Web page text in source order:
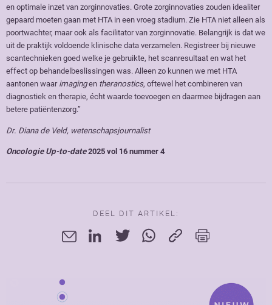
en optimale inzet van zorginnovaties. Grote zorginnovaties zouden idealiter
gepaard moeten gaan met HTA in een vroeg stadium. Zie HTA niet alleen als
poortwachter, maar ook als facilitator van zorginnovatie. Belangrijk is dat we
uit de praktijk voldoende klinische data verzamelen. Registreer bij nieuwe
scantechnieken goed welke je gebruikte, het scanresultaat en wat het
effect op behandelbeslissingen was. Alleen zo kunnen we met HTA
aantonen waar imagingen theranostics, oftewel het combineren van
diagnostiek en therapie, écht waarde toevoegen en daarmee bijdragen aan
betere patiëntenzorg.”
Dr. Diana de Veld, wetenschapsjournalist
Oncologie Up-to-date 2025 vol 16 nummer 4
DEEL DIT ARTIKEL: